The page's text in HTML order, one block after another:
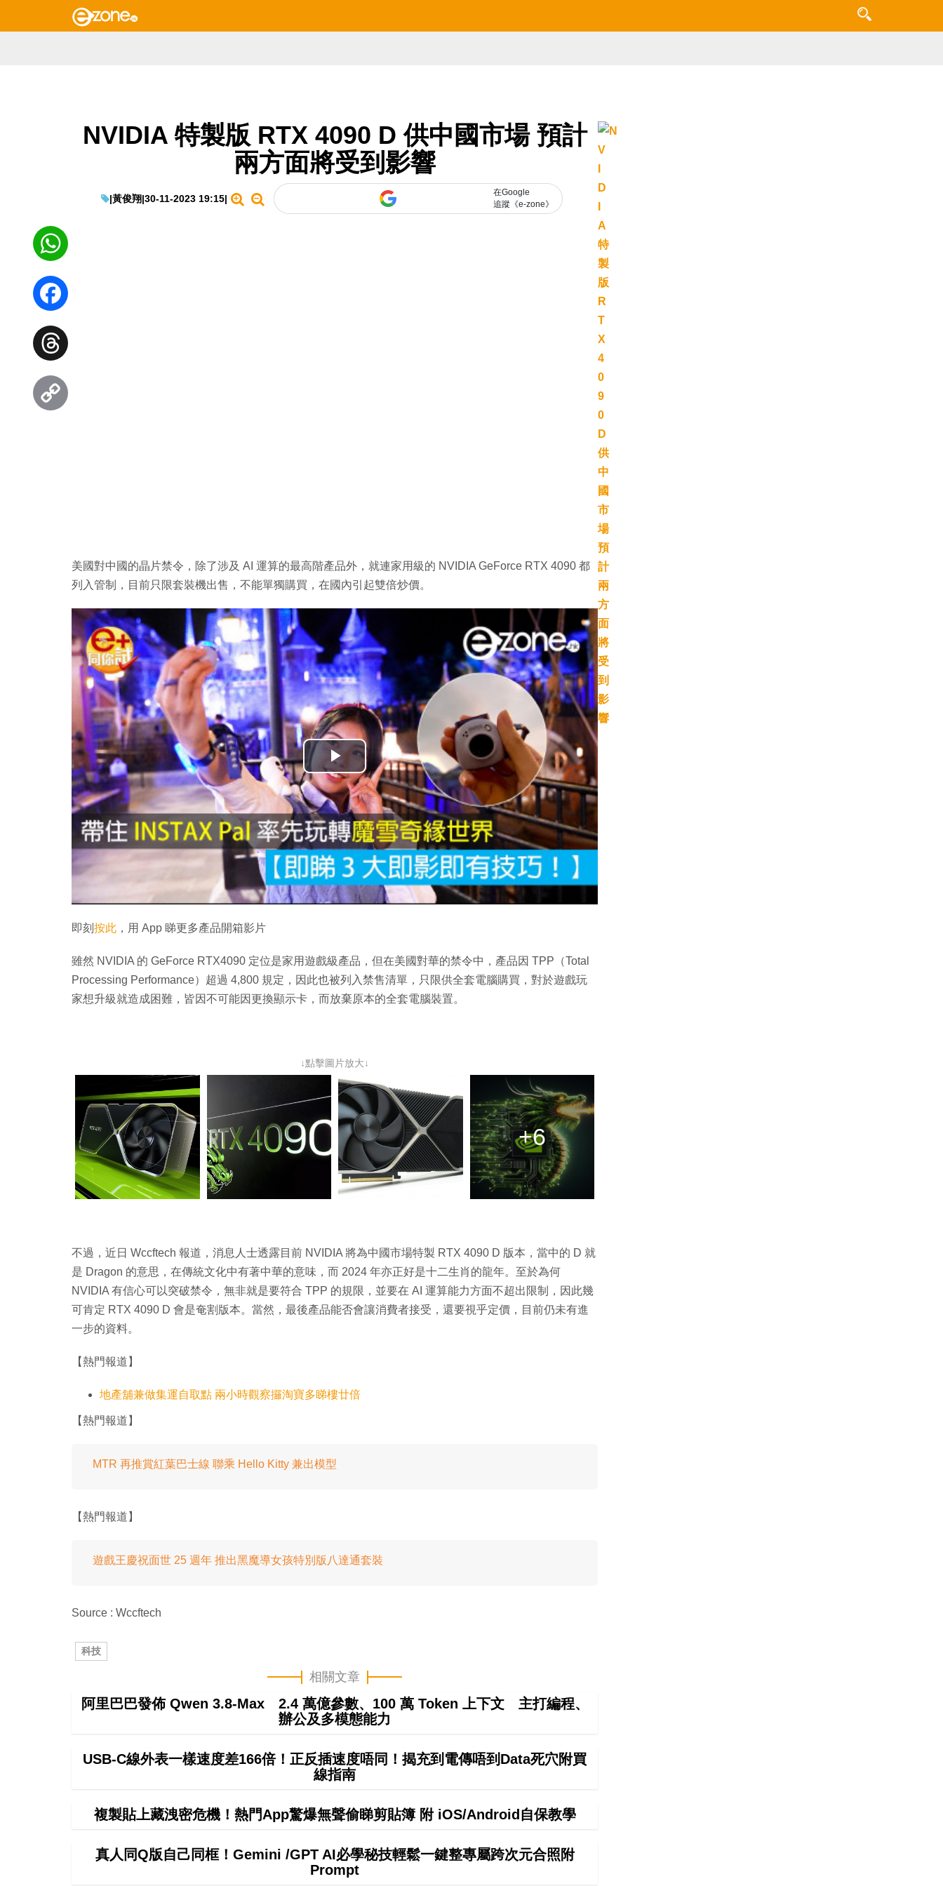
NVIDIA 特製版 RTX 4090 D 供中國市場 預計
兩方面將受到影響
|黃俊翔|30-11-2023 19:15|
在Google
追蹤《e-zone》
美國對中國的晶片禁令，除了涉及 AI 運算的最高階產品外，就連家用級的 NVIDIA GeForce RTX 4090 都
列入管制，目前只限套裝機出售，不能單獨購買，在國內引起雙倍炒價。
播
放
影
片
即刻 按此 ，用 App 睇更多產品開箱影片
雖然 NVIDIA 的 GeForce RTX4090 定位是家用遊戲級產品，但在美國對華的禁令中，產品因 TPP（Total
Processing Performance）超過 4,800 規定，因此也被列入禁售清單，只限供全套電腦購買，對於遊戲玩
家想升級就造成困難，皆因不可能因更換顯示卡，而放棄原本的全套電腦裝置。
↓點擊圖片放大↓
+6
不過，近日 Wccftech 報道，消息人士透露目前 NVIDIA 將為中國市場特製 RTX 4090 D 版本，當中的 D 就
是 Dragon 的意思，在傳統文化中有著中華的意味，而 2024 年亦正好是十二生肖的龍年。至於為何
NVIDIA 有信心可以突破禁令，無非就是要符合 TPP 的規限，並要在 AI 運算能力方面不超出限制，因此幾
可肯定 RTX 4090 D 會是奄割版本。當然，最後產品能否會讓消費者接受，還要視乎定價，目前仍未有進
一步的資料。
【熱門報道】
地產舖兼做集運自取點 兩小時觀察攞淘寶多睇樓廿倍
【熱門報道】
MTR 再推賞紅葉巴士線 聯乘 Hello Kitty 兼出模型
【熱門報道】
遊戲王慶祝面世 25 週年 推出黑魔導女孩特別版八達通套裝
Source : Wccftech
科技
相關文章
阿里巴巴發佈 Qwen 3.8-Max 2.4 萬億參數、100 萬 Token 上下文 主打編程、
辦公及多模態能力
USB-C線外表一樣速度差166倍！正反插速度唔同！揭充到電傳唔到Data死穴附買
線指南
複製貼上藏洩密危機！熱門App驚爆無聲偷睇剪貼簿 附 iOS/Android自保教學
真人同Q版自己同框！Gemini /GPT AI必學秘技輕鬆一鍵整專屬跨次元合照附
Prompt
WhatsApp
Facebook
Threads